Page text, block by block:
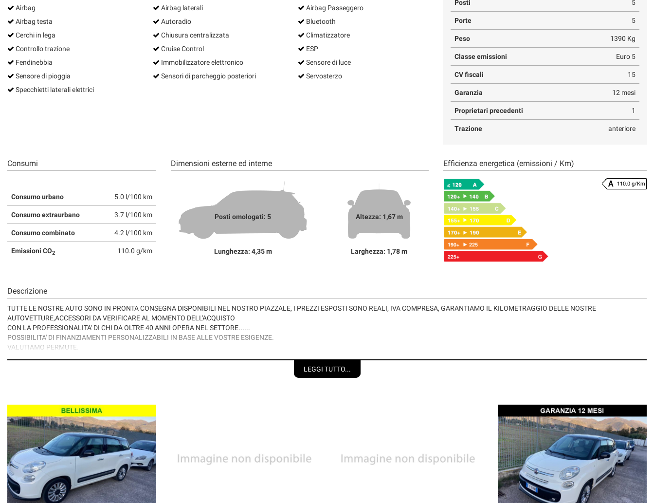
Airbag
Airbag testa
Cerchi in lega
Controllo trazione
Fendinebbia
Sensore di pioggia
Specchietti laterali elettrici
Airbag laterali
Autoradio
Chiusura centralizzata
Cruise Control
Immobilizzatore elettronico
Sensori di parcheggio posteriori
Airbag Passeggero
Bluetooth
Climatizzatore
ESP
Sensore di luce
Servosterzo
Posti 5
Porte 5
Peso 1390 Kg
Classe emissioni Euro 5
CV fiscali 15
Garanzia 12 mesi
Proprietari precedenti 1
Trazione anteriore
Consumi
Consumo urbano 5.0 l/100 km
Consumo extraurbano 3.7 l/100 km
Consumo combinato 4.2 l/100 km
Emissioni CO2 110.0 g/km
Dimensioni esterne ed interne
Posti omologati: 5
Lunghezza: 4,35 m
Altezza: 1,67 m
Larghezza: 1,78 m
Efficienza energetica (emissioni / Km)
110.0 g/Km
Descrizione
TUTTE LE NOSTRE AUTO SONO IN PRONTA CONSEGNA DISPONIBILI NEL NOSTRO PIAZZALE, I PREZZI ESPOSTI SONO REALI, IVA COMPRESA, GARANTIAMO IL KILOMETRAGGIO DELLE NOSTRE
AUTOVETTURE,ACCESSORI DA VERIFICARE AL MOMENTO DELL'ACQUISTO
CON LA PROFESSIONALITA' DI CHI DA OLTRE 40 ANNI OPERA NEL SETTORE......
POSSIBILITA' DI FINANZIAMENTI PERSONALIZZABILI IN BASE ALLE VOSTRE ESIGENZE.
VALUTIAMO PERMUTE.
LEGGI TUTTO...
questi
strumenti
tracciamento
si
rimanda
cookie
policy.
in
Cookie delle preferenze
Cookie per il miglioramento dell'esperienza utente
Cookie analitici